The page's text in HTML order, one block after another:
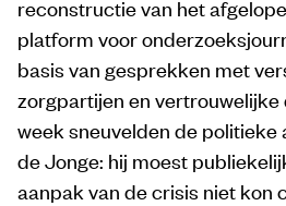
reconstructie van het
platform voor
basis van gesprekken met
zorgpartijen en
week sneuvelden de politieke
de Jonge: hij moest
aanpak van de crisis niet kon